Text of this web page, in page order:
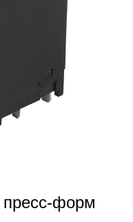
пресс-форм